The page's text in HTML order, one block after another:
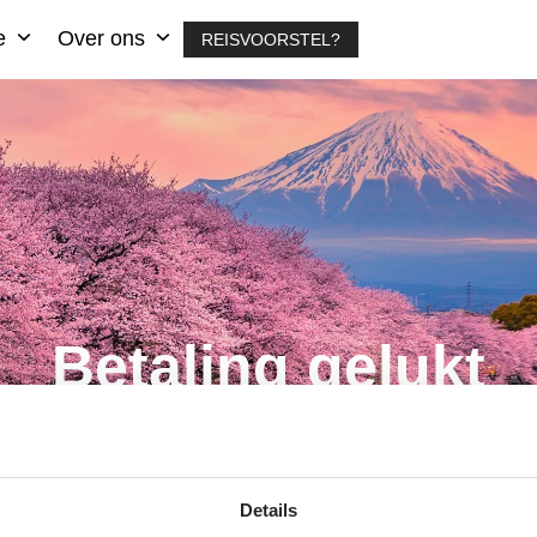
Details
Over ons REISVOORSTEL?
Betaling gelukt